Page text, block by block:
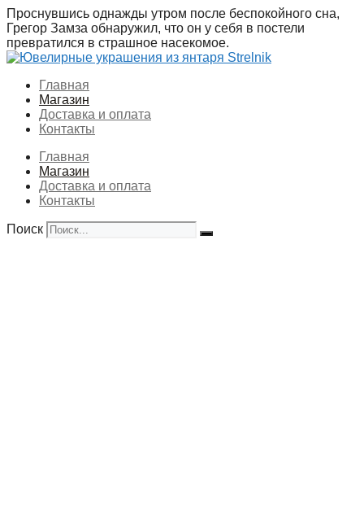
Перейти
к
содержимому
Проснувшись однажды утром после беспокойного сна,
Грегор Замза обнаружил, что он у себя в постели
превратился в страшное насекомое.
Главная
Магазин
Доставка и оплата
Контакты
Главная
Магазин
Доставка и оплата
Контакты
Поиск